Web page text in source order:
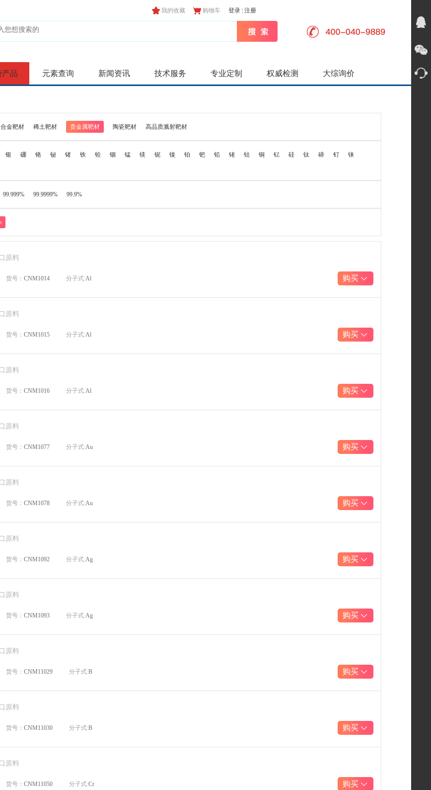
我的收藏 购物车 登录 注册
产品 元素查询 新闻资讯 技术服务 专业定制 权威检测 大综询价
合金靶材 稀土靶材 贵金属靶材 陶瓷靶材 高品质溅射靶材
银 硼 铬 铋 锗 铁 铪 铟 锰 镁 铌 镍 铂 钯 铅 铑 钴 铜 钇 硅 钛 碲 钌
铼
99.999% 99.9999% 99.9%
原料
货号： CNM1014 分子式:Al 购买
原料
货号： CNM1015 分子式:Al 购买
原料
货号： CNM1016 分子式:Al 购买
原料
货号： CNM1077 分子式:Au 购买
原料
货号： CNM1078 分子式:Au 购买
原料
货号： CNM1092 分子式:Ag 购买
原料
货号： CNM1093 分子式:Ag 购买
原料
货号： CNM11029 分子式:B 购买
原料
货号： CNM11030 分子式:B 购买
原料
货号： CNM11050 分子式:Cr 购买